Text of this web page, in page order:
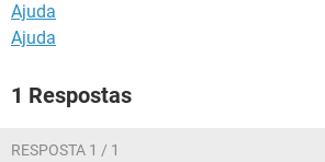
Ajuda
Ajuda
1 Respostas
RESPOSTA 1 / 1